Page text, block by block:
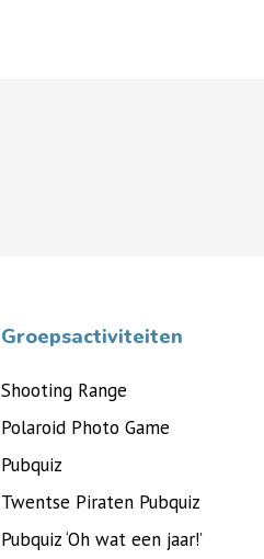
Groepsactiviteiten
Shooting Range
Polaroid Photo Game
Pubquiz
Twentse Piraten Pubquiz
Pubquiz ‘Oh wat een jaar!’